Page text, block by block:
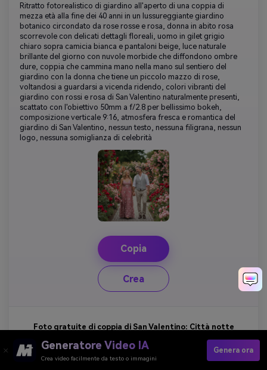
Ritratto fotorealistico di giardino all'aperto di una coppia di
mezza età alla fine dei 40 anni in un lussureggiante giardino
botanico circondato da rose rosse e rosa, donna in abito rosa
scorrevole con delicati dettagli floreali, uomo in gilet grigio
chiaro sopra camicia bianca e pantaloni beige, luce naturale
brillante del giorno con nuvole morbide che diffondono ombre
dure, coppia che cammina mano nella mano sul sentiero del
giardino con la donna che tiene un piccolo mazzo di rose,
voltandosi a guardarsi a vicenda ridendo, colori vibranti del
giardino con rossi e rosa di San Valentino naturalmente presenti,
scattato con l'obiettivo 50mm a f/2.8 per bellissimo bokeh,
composizione verticale 9:16, atmosfera fresca e romantica del
giardino di San Valentino, nessun testo, nessuna filigrana, nessun
logo, nessuna somiglianza di celebrità
Copia
Crea
Foto gratuite di coppia di San Valentino: Città notte
#città-notte-coppia-San Valentino
Generatore Video IA
Crea video facilmente da testo o immagini
Genera ora